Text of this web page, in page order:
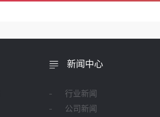
新闻中心
行业新闻
公司新闻